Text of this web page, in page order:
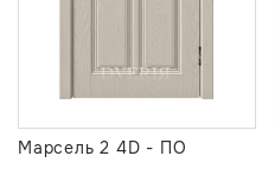
Марсель 2 4D - ПО